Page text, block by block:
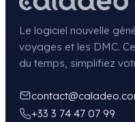
Le logiciel nouvelle
voyages et les DMC.
du temps, simplifiez
+33 3 74 47 07 99